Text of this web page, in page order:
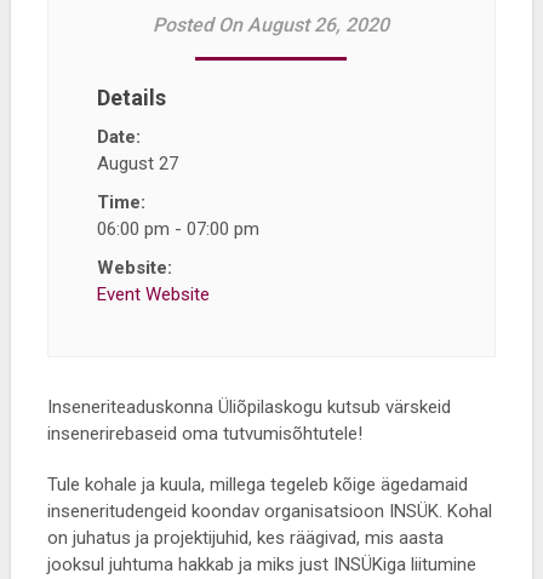
Posted On August 26, 2020
Details
Date:
August 27
Time:
06:00 pm - 07:00 pm
Website:
Event Website
Inseneriteaduskonna Üliõpilaskogu kutsub värskeid
insenerirebaseid oma tutvumisõhtutele!
Tule kohale ja kuula, millega tegeleb kõige ägedamaid
inseneritudengeid koondav organisatsioon INSÜK. Kohal
on juhatus ja projektijuhid, kes räägivad, mis aasta
jooksul juhtuma hakkab ja miks just INSÜKiga liitumine